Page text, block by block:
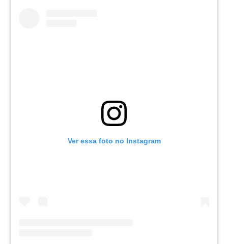
Ver essa foto no Instagram